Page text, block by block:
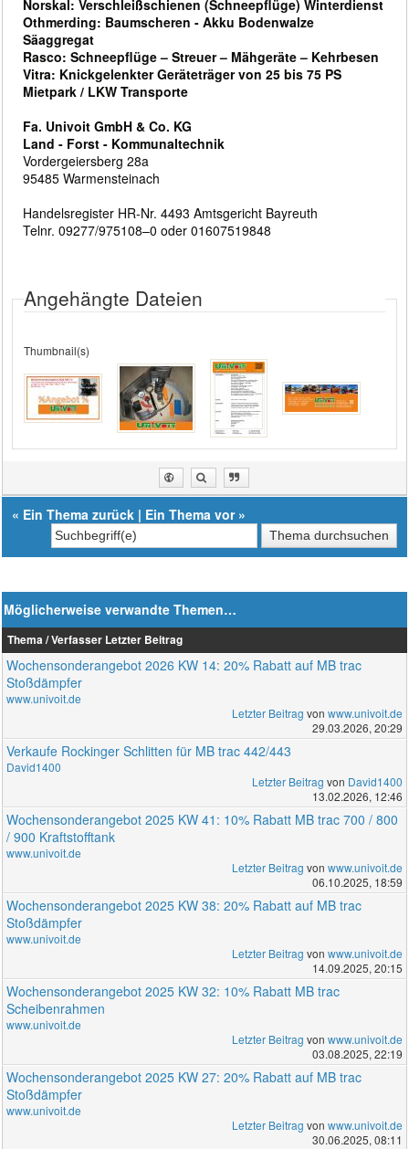
Norskal: Verschleißschienen (Schneepflüge) Winterdienst
Othmerding: Baumscheren - Akku Bodenwalze
Säaggregat
Rasco: Schneepflüge – Streuer – Mähgeräte – Kehrbesen
Vitra: Knickgelenkter Geräteträger von 25 bis 75 PS
Mietpark / LKW Transporte
Fa. Univoit GmbH & Co. KG
Land - Forst - Kommunaltechnik
Vordergeiersberg 28a
95485 Warmensteinach
Handelsregister HR-Nr. 4493 Amtsgericht Bayreuth
Telnr. 09277/975108–0 oder 01607519848
Angehängte Dateien
Thumbnail(s)
« Ein Thema zurück | Ein Thema vor»
Möglicherweise verwandte Themen…
Thema / Verfasser Letzter Beitrag
Wochensonderangebot 2026 KW 14: 20% Rabatt auf MB trac
Stoßdämpfer
www.univoit.de
Letzter Beitrag von www.univoit.de
29.03.2026, 20:29
Verkaufe Rockinger Schlitten für MB trac 442/443
David1400
Letzter Beitrag von David1400
13.02.2026, 12:46
Wochensonderangebot 2025 KW 41: 10% Rabatt MB trac 700 / 800
/ 900 Kraftstofftank
www.univoit.de
Letzter Beitrag von www.univoit.de
06.10.2025, 18:59
Wochensonderangebot 2025 KW 38: 20% Rabatt auf MB trac
Stoßdämpfer
www.univoit.de
Letzter Beitrag von www.univoit.de
14.09.2025, 20:15
Wochensonderangebot 2025 KW 32: 10% Rabatt MB trac
Scheibenrahmen
www.univoit.de
Letzter Beitrag von www.univoit.de
03.08.2025, 22:19
Wochensonderangebot 2025 KW 27: 20% Rabatt auf MB trac
Stoßdämpfer
www.univoit.de
Letzter Beitrag von www.univoit.de
30.06.2025, 08:11